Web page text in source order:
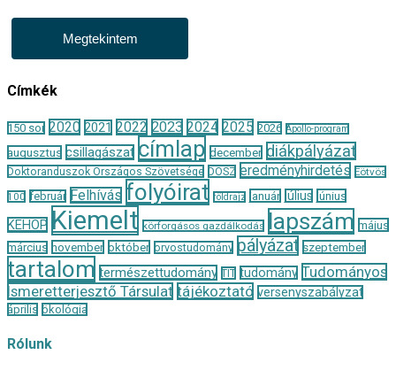
Megtekintem
Címkék
150 sor 2020 2021 2022 2023 2024 2025 2026 Apollo-program
augusztus csillagászat címlap december diákpályázat
Doktoranduszok Országos Szövetsége DOSZ eredményhirdetés Eötvös
100 február Felhívás folyóirat földrajz január július június
KEHOP Kiemelt körforgásos gazdálkodás lapszám május
március november október orvostudomány pályázat szeptember
tartalom természettudomány TIT tudomány Tudományos
Ismeretterjesztő Társulat tájékoztató versenyszabályzat
április ökológia
Rólunk